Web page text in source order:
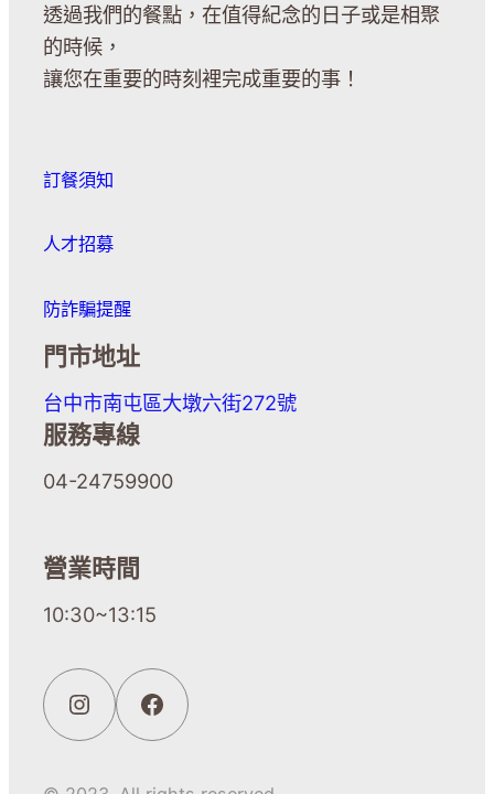
透過我們的餐點，在值得紀念的日子或是相聚
的時候，
讓您在重要的時刻裡完成重要的事！
訂餐須知
人才招募
防詐騙提醒
門市地址
台中市南屯區大墩六街272號
服務專線
04-24759900
營業時間
10:30~13:15